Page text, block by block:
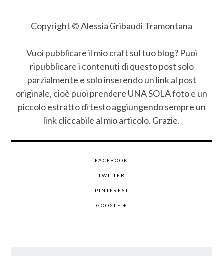
Copyright © Alessia Gribaudi Tramontana
Vuoi pubblicare il mio craft sul tuo blog? Puoi
ripubblicare i contenuti di questo post solo
parzialmente e solo inserendo un link al post
originale, cioè puoi prendere UNA SOLA foto e un
piccolo estratto di testo aggiungendo sempre un
link cliccabile al mio articolo. Grazie.
FACEBOOK
TWITTER
PINTEREST
GOOGLE +